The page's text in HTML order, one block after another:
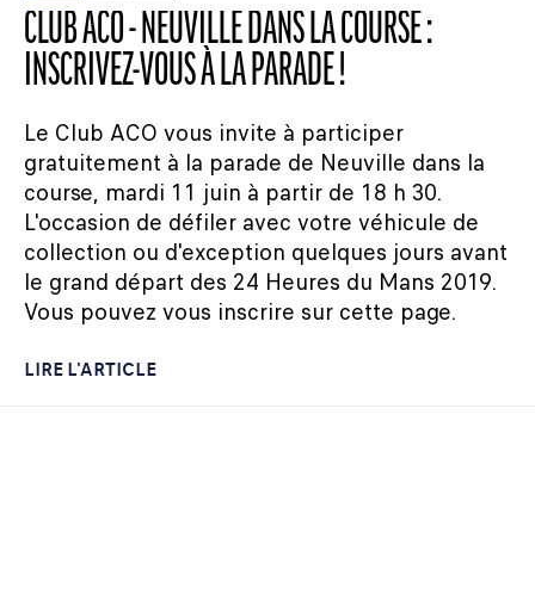
CLUB ACO - NEUVILLE DANS LA COURSE :
INSCRIVEZ-VOUS À LA PARADE !
Le Club ACO vous invite à participer
gratuitement à la parade de Neuville dans la
course, mardi 11 juin à partir de 18 h 30.
L'occasion de défiler avec votre véhicule de
collection ou d'exception quelques jours avant
le grand départ des 24 Heures du Mans 2019.
Vous pouvez vous inscrire sur cette page.
LIRE L'ARTICLE